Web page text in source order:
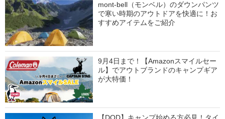
mont-bell（モンベル）のダウンパンツ
で寒い時期のアウトドアを快適に！お
すすめアイテムをご紹介
9月4日まで！【Amazonスマイルセー
ル】でアウトブランドのキャンプギア
が大特価！